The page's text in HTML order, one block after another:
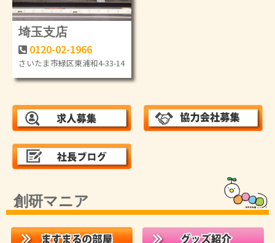
埼玉支店
0120-02-1966
さいたま市緑区東浦和4-33-14
創研マニア